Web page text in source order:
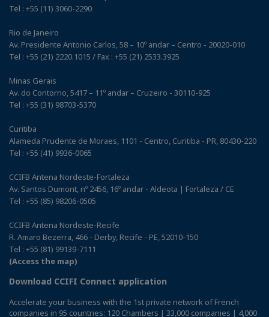
Tel : +55 (11) 3060-2290
Rio de Janeiro
Av. Presidente Antonio Carlos, 58 – 10º andar – Centro - 20020-010
Tel : +55 (21) 2220.1015 / Fax : +55 (21) 2533.3925
Minas Gerais
Av. do Contorno, 5417 – 11º andar – Cruzeiro - 30110-925
Tel : +55 (31) 98703-5370
Curitiba
Alameda Prudente de Moraes, 1101 - Centro, Curitiba - PR, 80430-220
Tel : +55 (41) 9936-0065
CCIFB Antena Nordeste-Fortaleza
Av. Santos Dumont, nº 2456, 16º andar - Aldeota | Fortaleza / CE
Tel : +55 (85) 98206-0505
CCIFB Antena Nordeste-Recife
R. Amaro Bezerra, 466 - Derby, Recife - PE, 52010-150
Tel : +55 (81) 99139-7111
(Access the map)
Download CCIFI Connect application
Accelerate your business with the 1st private network of French
companies in 95 countries: 120 Chambers | 33,000 companies | 4,000